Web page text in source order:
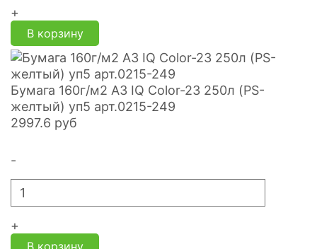
+
В корзину
Бумага 160г/м2 А3 IQ Color-23 250л (PS-
желтый) уп5 арт.0215-249
2997.6 руб
-
+
В корзину